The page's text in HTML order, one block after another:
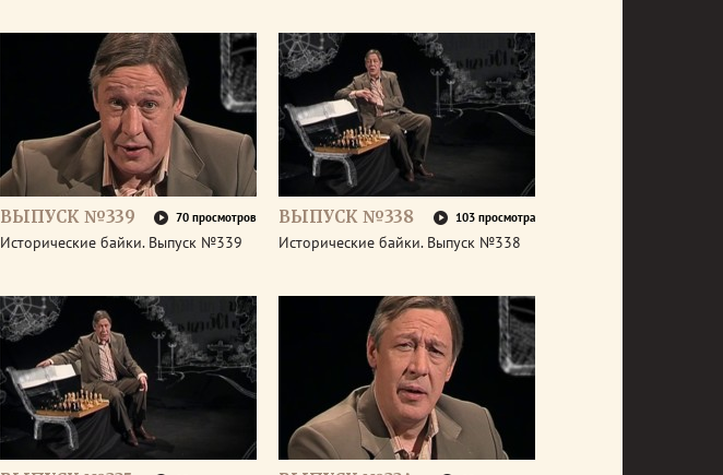
ВЫПУСК №339 70 просмотров
Исторические байки. Выпуск №339
ВЫПУСК №338 103 просмотра
Исторические байки. Выпуск №338